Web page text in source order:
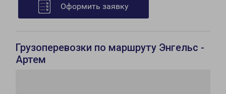
Оформить заявку
Грузоперевозки по маршруту Энгельс -
Артем